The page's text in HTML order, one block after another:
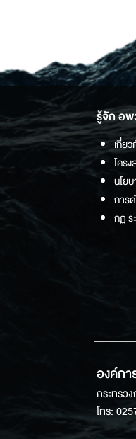
รู้จัก อ
เกี่ยว
โคร
นโย
การ
กฏ ร
องค์ก
กระทรว
โทร: